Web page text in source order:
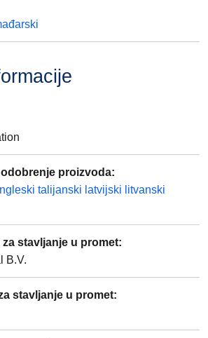
proizvoda:
talijanski latvijski litvanski
stavljanje u promet:
B.V.
stavljanje u promet: